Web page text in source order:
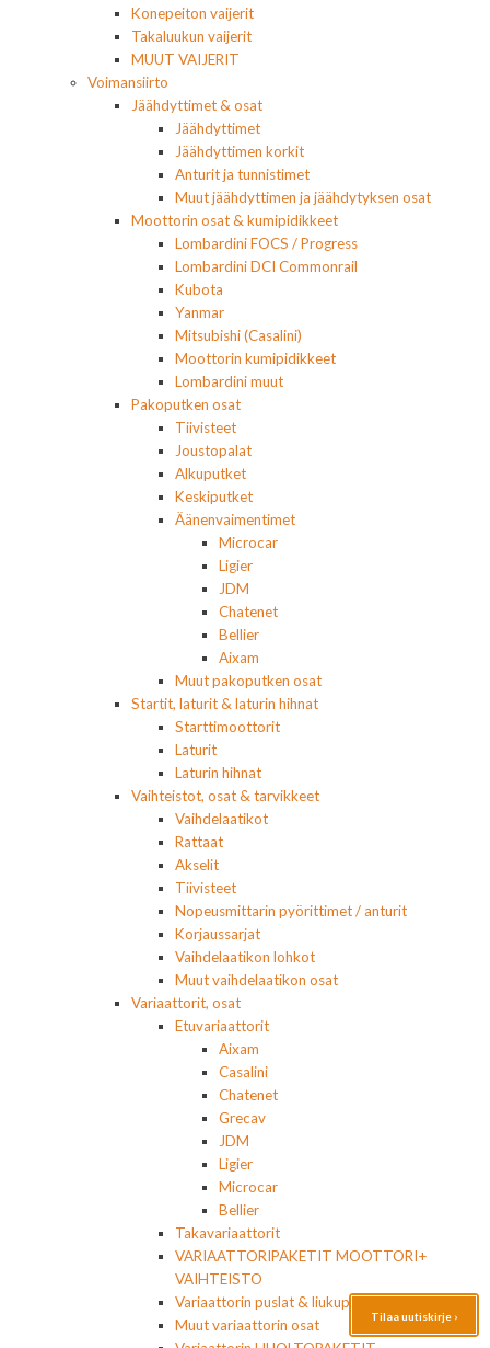
Konepeiton vaijerit
Takaluukun vaijerit
MUUT VAIJERIT
Voimansiirto
Jäähdyttimet & osat
Jäähdyttimet
Jäähdyttimen korkit
Anturit ja tunnistimet
Muut jäähdyttimen ja jäähdytyksen osat
Moottorin osat & kumipidikkeet
Lombardini FOCS / Progress
Lombardini DCI Commonrail
Kubota
Yanmar
Mitsubishi (Casalini)
Moottorin kumipidikkeet
Lombardini muut
Pakoputken osat
Tiivisteet
Joustopalat
Alkuputket
Keskiputket
Äänenvaimentimet
Microcar
Ligier
JDM
Chatenet
Bellier
Aixam
Muut pakoputken osat
Startit, laturit & laturin hihnat
Starttimoottorit
Laturit
Laturin hihnat
Vaihteistot, osat & tarvikkeet
Vaihdelaatikot
Rattaat
Akselit
Tiivisteet
Nopeusmittarin pyörittimet / anturit
Korjaussarjat
Vaihdelaatikon lohkot
Muut vaihdelaatikon osat
Variaattorit, osat
Etuvariaattorit
Aixam
Casalini
Chatenet
Grecav
JDM
Ligier
Microcar
Bellier
Takavariaattorit
VARIAATTORIPAKETIT MOOTTORI+
VAIHTEISTO
Variaattorin puslat & liukupalat
Muut variaattorin osat
Tilaa uutiskirje ›